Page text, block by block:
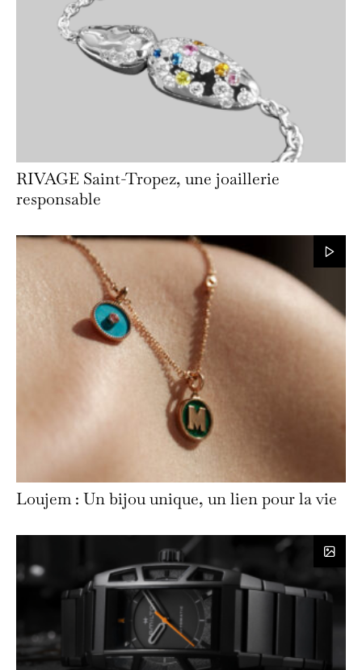
RIVAGE Saint-Tropez, une joaillerie
responsable
Loujem : Un bijou unique, un lien pour la vie